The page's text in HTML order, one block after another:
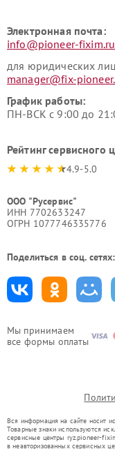
Мы принимаем
все формы оплаты
Электронная почта:
info@pioneer-fixim.ru
для юридических лиц
manager@fix-
График работы:
ПН-ВСК с 9:00 до
Рейтинг сервисного
4.9-5.0
ООО "Русервис"
ИНН 7702633247
ОГРН 1077746335776
Поделиться в соц. сетях:
Вся информация на сайте носит
Товарные знаки используются
сервисные центры ryz.pioneer-
в неавторизованных сервисных